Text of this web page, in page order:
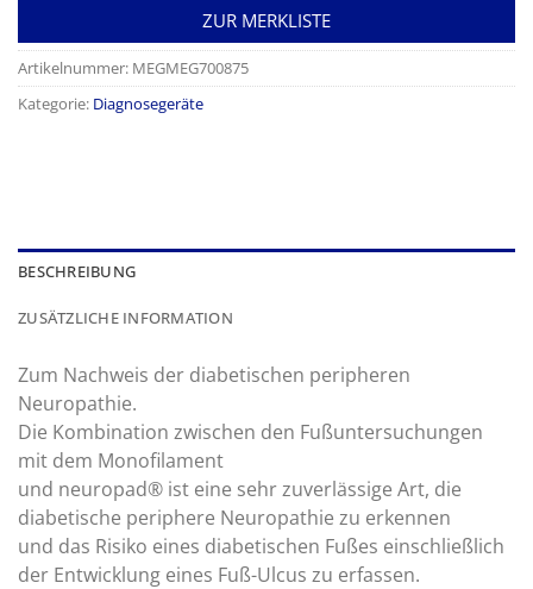
ZUR MERKLISTE
Artikelnummer: MEGMEG700875
Kategorie: Diagnosegeräte
BESCHREIBUNG
ZUSÄTZLICHE INFORMATION
Zum Nachweis der diabetischen peripheren
Neuropathie.
Die Kombination zwischen den Fußuntersuchungen
mit dem Monofilament
und neuropad® ist eine sehr zuverlässige Art, die
diabetische periphere Neuropathie zu erkennen
und das Risiko eines diabetischen Fußes einschließlich
der Entwicklung eines Fuß-Ulcus zu erfassen.